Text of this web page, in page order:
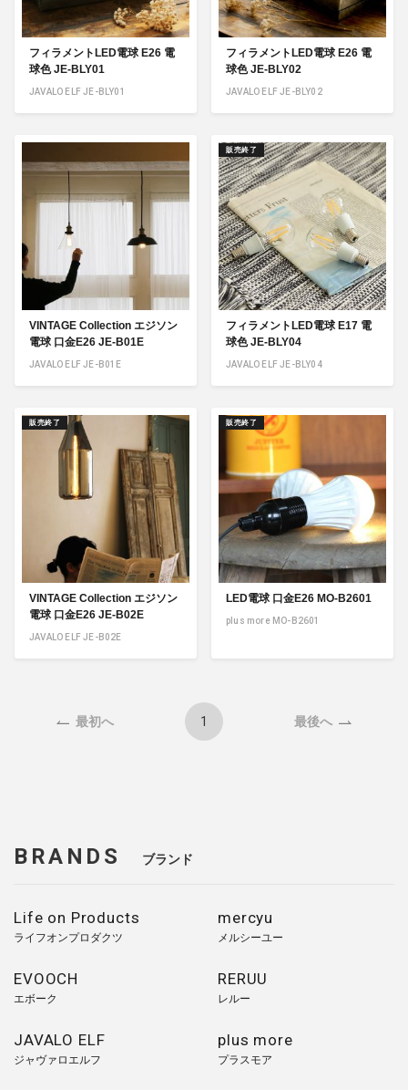
フィラメントLED電球 E26 電
球色 JE-BLY01
JAVALO ELF JE-BLY01
フィラメントLED電球 E26 電
球色 JE-BLY02
JAVALO ELF JE-BLY02
VINTAGE Collection エジソン
電球 口金E26 JE-B01E
JAVALO ELF JE-B01E
フィラメントLED電球 E17 電
球色 JE-BLY04
JAVALO ELF JE-BLY04
販売終了
VINTAGE Collection エジソン
電球 口金E26 JE-B02E
JAVALO ELF JE-B02E
販売終了
LED電球 口金E26 MO-B2601
plus more MO-B2601
販売終了
最初へ 1 最後へ
BRANDS ブランド
Life on Products
ライフオンプロダクツ
mercyu
メルシーユー
EVOOCH
エボーク
RERUU
レルー
JAVALO ELF
ジャヴァロエルフ
plus more
プラスモア